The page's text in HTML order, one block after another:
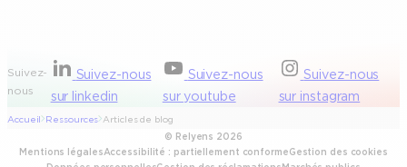
Suivez-
nous
Suivez-nous
sur linkedin
Suivez-nous
sur youtube
Suivez-nous
sur instagram
Accueil Ressources Articles de blog
© Relyens 2026
Mentions légalesAccessibilité : partiellement conformeGestion des cookies